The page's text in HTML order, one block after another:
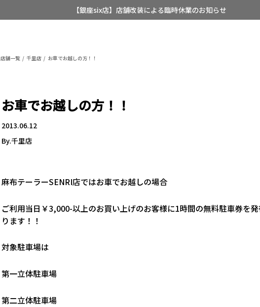
【銀座six店】店舗改装による臨時休業のお知らせ
店舗一覧 千里店 お車でお越しの方！！
お車でお越しの方！！
2013.06.12
By.千里店
麻布テーラーSENRI店ではお車でお越しの場合
ご利用当日￥3,000-以上のお買い上げのお客様に1時間の無料駐車券を
ります！！
対象駐車場は
第一立体駐車場
第二立体駐車場